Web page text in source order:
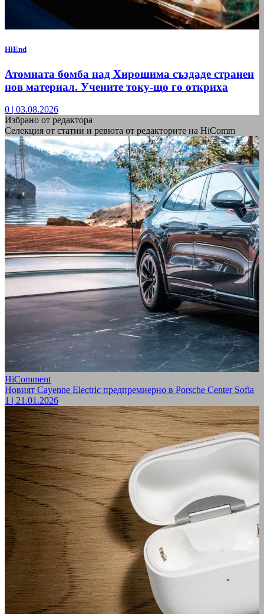
HiEnd
Атомната бомба над Хирошима създаде странен
нов материал. Учените току-що го откриха
0 | 03.08.2026
Избрано от редактора
Селекция от статии и ревюта от редакторите на HiComm
HiComment
Новият Cayenne Electric предпремиерно в Porsche Center Sofia
1 | 21.01.2026